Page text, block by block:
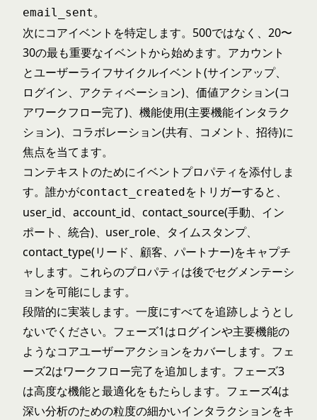
email_sent。
次にコアイベントを特定します。500ではなく、20〜
30の最も重要なイベントから始めます。アカウント
とユーザーライフサイクルイベント(サインアップ、
ログイン、アクティベーション)、価値アクション(コ
アワークフロー完了)、機能使用(主要機能インタラク
ション)、コラボレーション(共有、コメント、招待)に
焦点を当てます。
コンテキストのためにイベントプロパティを添付しま
す。誰かがcontact_createdをトリガーすると、
user_id、account_id、contact_source(手動、イン
ポート、統合)、user_role、タイムスタンプ、
contact_type(リード、顧客、パートナー)をキャプチ
ャします。これらのプロパティは後でセグメンテーシ
ョンを可能にします。
段階的に実装します。一度にすべてを追跡しようとし
ないでください。フェーズ1はログインや主要機能の
ようなコアユーザーアクションをカバーします。フェ
ーズ2はワークフロー完了を追加します。フェーズ3
は高度な機能と最適化をもたらします。フェーズ4は
深い分析のための粒度の細かいインタラクションをキ